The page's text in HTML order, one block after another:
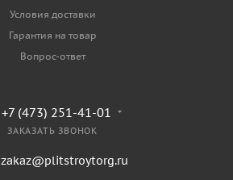
Условия доставки
Гарантия на товар
Вопрос-ответ
+7 (473) 251-41-01
ЗАКАЗАТЬ ЗВОНОК
zakaz@plitstroytorg.ru